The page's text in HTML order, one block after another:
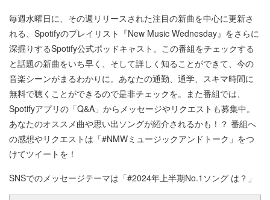
毎週水曜日に、その週リリースされた注目の新曲を中心に更新さ
れる、Spotifyのプレイリスト『New Music Wednesday』をさらに
深掘りするSpotify公式ポッドキャスト。この番組をチェックする
と話題の新曲をいち早く、そして詳しく知ることができて、今の
音楽シーンがまるわかりに。あなたの通勤、通学、スキマ時間に
無料で聴くことができるので是非チェックを。また番組では、
Spotifyアプリの「Q&A」からメッセージやリクエストも募集中。
あなたのオススメ曲や思い出ソングが紹介されるかも！？ 番組へ
の感想やリクエストは「#NMWミュージックアンドトーク」をつ
けてツイートを！
SNSでのメッセージテーマは「#2024年上半期No.1ソング は？」